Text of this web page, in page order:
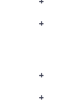
+
+
+